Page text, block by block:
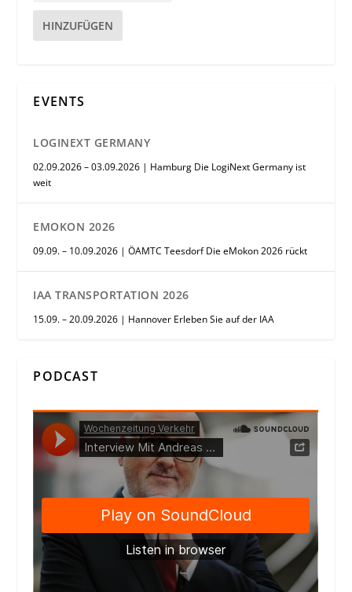
HINZUFÜGEN
EVENTS
LOGINEXT GERMANY
02.09.2026 – 03.09.2026 | Hamburg Die LogiNext Germany ist
weit
EMOKON 2026
09.09. – 10.09.2026 | ÖAMTC Teesdorf Die eMokon 2026 rückt
IAA TRANSPORTATION 2026
15.09. – 20.09.2026 | Hannover Erleben Sie auf der IAA
PODCAST